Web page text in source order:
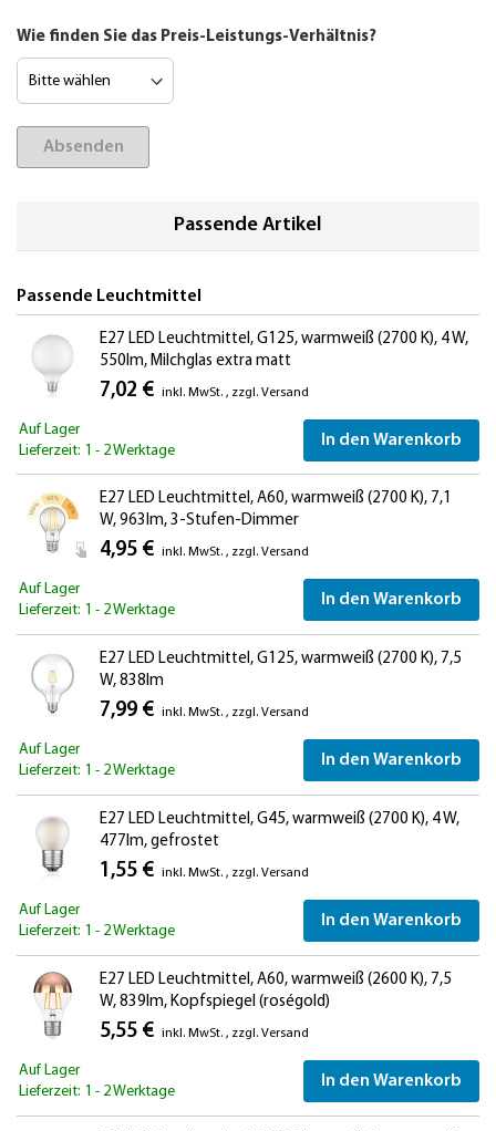
Wie finden Sie das Preis-Leistungs-Verhältnis?
Absenden
Passende Artikel
Passende Leuchtmittel
E27 LED Leuchtmittel, G125, warmweiß (2700 K), 4 W,
550lm, Milchglas extra matt
7,02 € inkl. MwSt. , zzgl. Versand
Auf Lager
Lieferzeit: 1 - 2 Werktage
In den Warenkorb
E27 LED Leuchtmittel, A60, warmweiß (2700 K), 7,1
W, 963lm, 3-Stufen-Dimmer
4,95 € inkl. MwSt. , zzgl. Versand
Auf Lager
Lieferzeit: 1 - 2 Werktage
In den Warenkorb
E27 LED Leuchtmittel, G125, warmweiß (2700 K), 7,5
W, 838lm
7,99 € inkl. MwSt. , zzgl. Versand
Auf Lager
Lieferzeit: 1 - 2 Werktage
In den Warenkorb
E27 LED Leuchtmittel, G45, warmweiß (2700 K), 4 W,
477lm, gefrostet
1,55 € inkl. MwSt. , zzgl. Versand
Auf Lager
Lieferzeit: 1 - 2 Werktage
In den Warenkorb
E27 LED Leuchtmittel, A60, warmweiß (2600 K), 7,5
W, 839lm, Kopfspiegel (roségold)
5,55 € inkl. MwSt. , zzgl. Versand
Auf Lager
Lieferzeit: 1 - 2 Werktage
In den Warenkorb